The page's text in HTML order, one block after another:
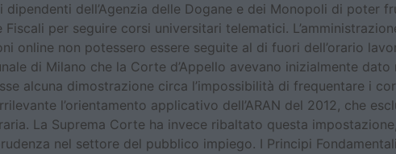
dipendenti dell’Agenzia delle Dogane e dei Monopoli di poter
per seguire corsi universitari telematici.
online non potessero essere seguite al di fuori dell’orario
di Milano che la Corte d’Appello avevano inizialmente
alcuna dimostrazione circa l’impossibilità di frequentare i
l’orientamento applicativo dell’ARAN del 2012, che
La Suprema Corte ha invece ribaltato questa
nel settore del pubblico impiego. I Principi